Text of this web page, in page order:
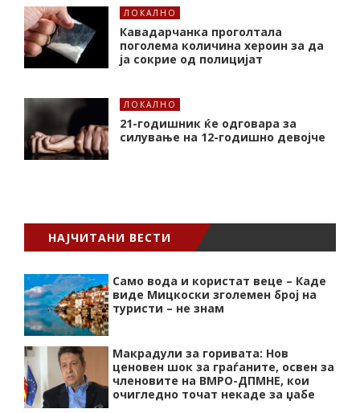
ЛОКАЛНО
Кавадарчанка проголтала
поголема количина хероин за да
ја сокрие од полицијат
ЛОКАЛНО
21-годишник ќе одговара за
силување на 12-годишно девојче
НАЈЧИТАНИ ВЕСТИ
Само вода и користат веце – Каде
виде Мицкоски зголемен број на
туристи – не знам
Макрадули за горивата: Нов
ценовен шок за граѓаните, освен за
членовите на ВМРО-ДПМНЕ, кои
очигледно точат некаде за џабе